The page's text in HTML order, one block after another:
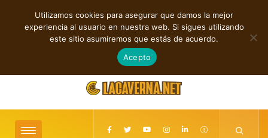
TENDENCIAS
y punk
Rock, folk e indie: cuatro estrenos independientes por
descubrir
agosto 6, 2026
Utilizamos cookies para asegurar que damos la mejor
experiencia al usuario en nuestra web. Si sigues utilizando
este sitio asumiremos que estás de acuerdo.
Acepto